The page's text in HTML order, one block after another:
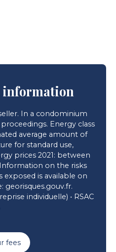
In a condominium
Energy class
average amount of
for standard use,
prices 2021: between
on the risks
is available on
georisques.gouv.fr.
individuelle) • RSAC
fees